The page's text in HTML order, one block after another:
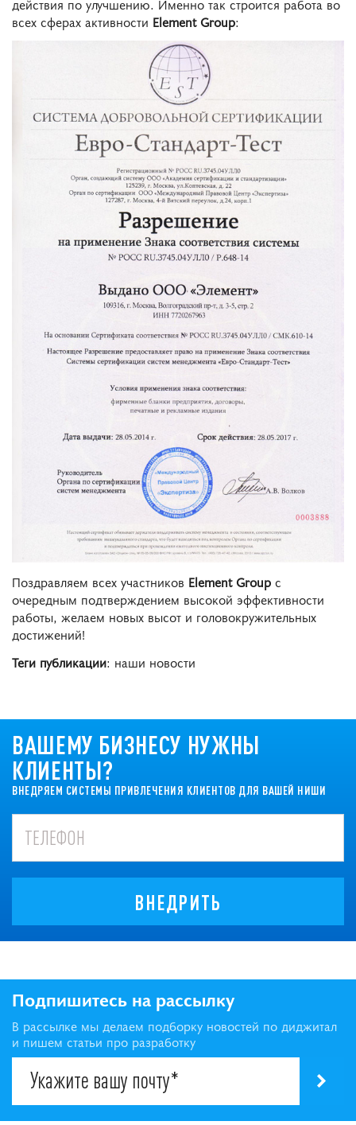
действия по улучшению. Именно так строится работа во
всех сферах активности Element Group:
Поздравляем всех участников Element Group с
очередным подтверждением высокой эффективности
работы, желаем новых высот и головокружительных
достижений!
Теги публикации: наши новости
ВАШЕМУ БИЗНЕСУ НУЖНЫ
КЛИЕНТЫ?
ВНЕДРЯЕМ СИСТЕМЫ ПРИВЛЕЧЕНИЯ КЛИЕНТОВ ДЛЯ ВАШЕЙ НИШИ
ВНЕДРИТЬ
Подпишитесь на рассылку
В рассылке мы делаем подборку новостей по диджитал
и пишем статьи про разработку